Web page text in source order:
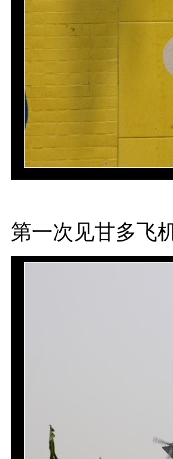
第一次见甘多飞